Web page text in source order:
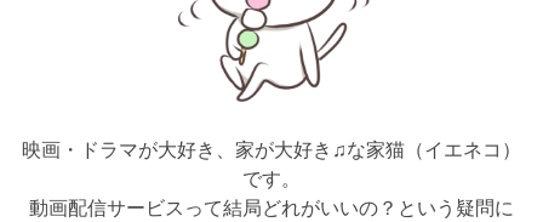
映画・ドラマが大好き、家が大好き♫な家猫（イエネコ）
です。
動画配信サービスって結局どれがいいの？という疑問に